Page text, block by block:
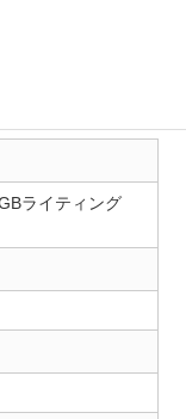
ライティング